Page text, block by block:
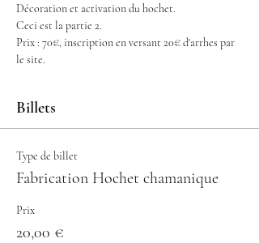
Décoration et activation du hochet.
Ceci est la partie 2.
Prix : 70€, inscription en versant 20€ d'arrhes par
le site.
Billets
Type de billet
Fabrication Hochet chamanique
Prix
20,00 €